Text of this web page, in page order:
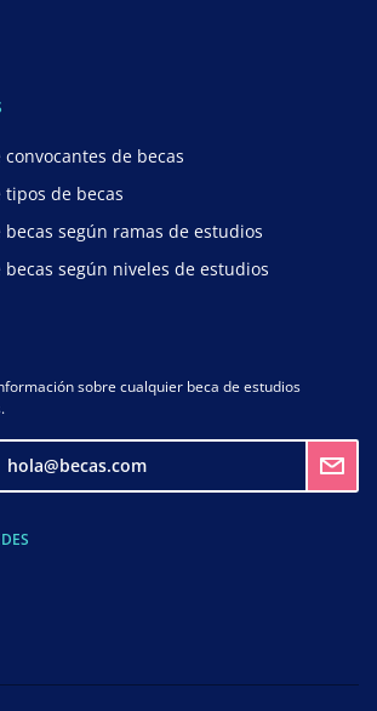
de becas
de becas
según ramas de estudios
según niveles de estudios
sobre cualquier beca de estudios
hola@becas.com